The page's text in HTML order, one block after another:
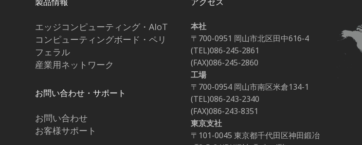
エッジコンピューティング・AIoT
コンピューティングボード・ペリ
フェラル
産業用ネットワーク
お問い合わせ・サポート
お問い合わせ
お客様サポート
本社
〒700-0951 岡山市北区田中616-4
(TEL)086-245-2861
(FAX)086-245-2860
工場
〒700-0954 岡山市南区米倉134-1
(TEL)086-243-2340
(FAX)086-243-8351
東京支社
〒101-0045 東京都千代田区神田鍛冶